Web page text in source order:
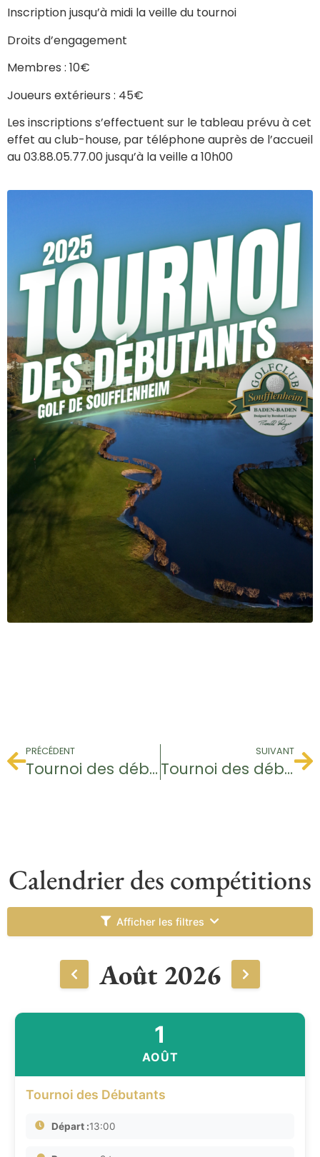
Inscription jusqu’à midi la veille du tournoi
Droits d’engagement
Membres : 10€
Joueurs extérieurs : 45€
Les inscriptions s’effectuent sur le tableau prévu à cet
effet au club-house, par téléphone auprès de l’accueil
au 03.88.05.77.00 jusqu’à la veille a 10h00
PRÉCÉDENT
Tournoi des débutants
SUIVANT
Tournoi des débutants
Calendrier des compétitions
Afficher les filtres
Août 2026
1
AOÛT
Tournoi des Débutants
Départ :13:00